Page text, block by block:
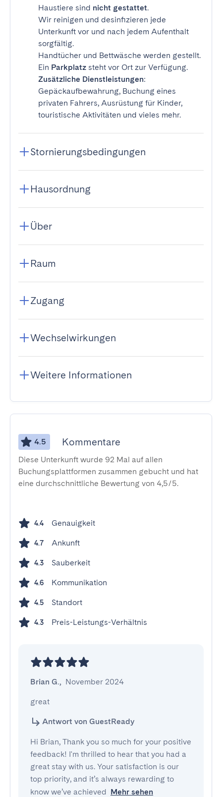
Haustiere sind nicht gestattet.
Wir reinigen und desinfizieren jede
Unterkunft vor und nach jedem Aufenthalt
sorgfältig.
Handtücher und Bettwäsche werden gestellt.
Ein Parkplatz steht vor Ort zur Verfügung.
Zusätzliche Dienstleistungen:
Gepäckaufbewahrung, Buchung eines
privaten Fahrers, Ausrüstung für Kinder,
touristische Aktivitäten und vieles mehr.
Stornierungsbedingungen
Hausordnung
Über
Raum
Zugang
Wechselwirkungen
Weitere Informationen
4.5 Kommentare
Diese Unterkunft wurde 92 Mal auf allen
Buchungsplattformen zusammen gebucht und hat
eine durchschnittliche Bewertung von 4,5/5.
4.4 Genauigkeit
4.7 Ankunft
4.3 Sauberkeit
4.6 Kommunikation
4.5 Standort
4.3 Preis-Leistungs-Verhältnis
Brian G., November 2024
great
Antwort von GuestReady
Hi Brian, Thank you so much for your positive
feedback! I'm thrilled to hear that you had a
great stay with us. Your satisfaction is our
top priority, and it’s always rewarding to
know we’ve achieved Mehr sehen